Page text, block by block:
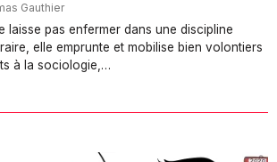
Gauthier
laisse pas enfermer dans une discipline
elle emprunte et mobilise bien volontiers
à la sociologie,…